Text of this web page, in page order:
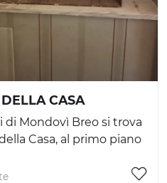
CASA
di Mondovì Breo si trova
Casa, al primo piano